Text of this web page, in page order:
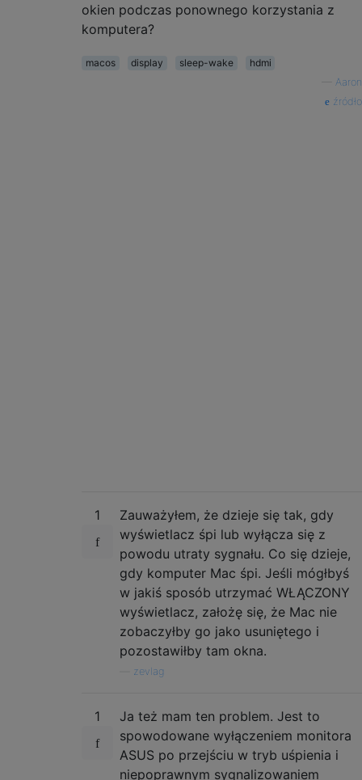
okien podczas ponownego korzystania z
komputera?
macos display sleep-wake
hdmi
Aaron
źródło
1
Zauważyłem, że dzieje się tak, gdy
wyświetlacz śpi lub wyłącza się z
powodu utraty sygnału. Co się dzieje,
gdy komputer Mac śpi. Jeśli mógłbyś
w jakiś sposób utrzymać WŁĄCZONY
wyświetlacz, założę się, że Mac nie
zobaczyłby go jako usuniętego i
pozostawiłby tam okna.
zevlag
1
Ja też mam ten problem. Jest to
spowodowane wyłączeniem monitora
ASUS po przejściu w tryb uśpienia i
niepoprawnym sygnalizowaniem